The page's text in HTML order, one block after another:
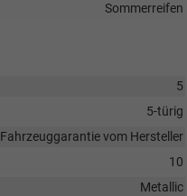
Sommerreifen
5
5-türig
Fahrzeuggarantie vom Hersteller
10
Metallic